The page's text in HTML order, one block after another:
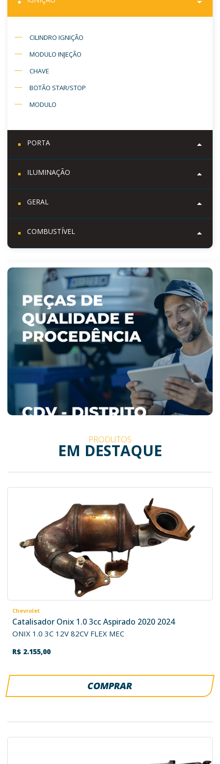
CILINDRO IGNIÇÃO
MODULO INJEÇÃO
CHAVE
BOTÃO STAR/STOP
MODULO
PORTA
ILUMINAÇÃO
GERAL
COMBUSTÍVEL
PRODUTOS
EM DESTAQUE
Chevrolet
Catalisador Onix 1.0 3cc Aspirado 2020 2024
ONIX 1.0 3C 12V 82CV FLEX MEC
R$ 2.155,00
COMPRAR